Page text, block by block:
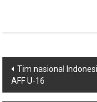
Post
navigation
Tim nasional
AFF U-16